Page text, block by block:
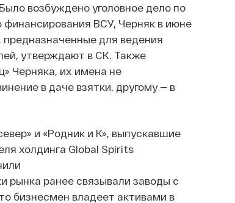
возбуждено уголовное дело по
ВСУ, Черняк в июне
предназначенные для ведения
утверждают в СК. Также
Черняка, их имена не
в даче взятки, другому — в
и «Родник и К», выпускавшие
холдинга Global Spirits
рынка ранее связывали заводы с
бизнесмен владеет активами в